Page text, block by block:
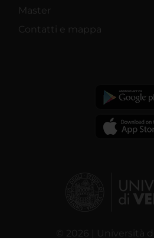
Master
Contatti e mappa
© 2026 | Università